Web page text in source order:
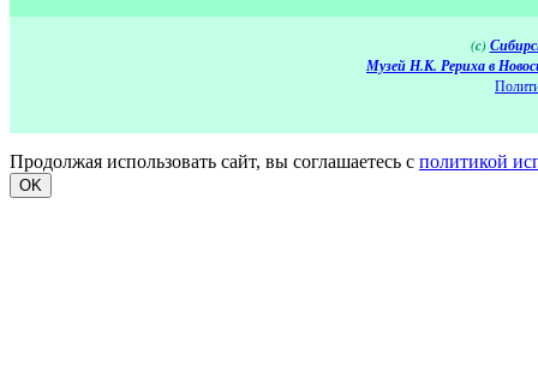
(c)
Музей Н.К. Рериха в
Продолжая использовать сайт, вы соглашаетесь с политикой
OK